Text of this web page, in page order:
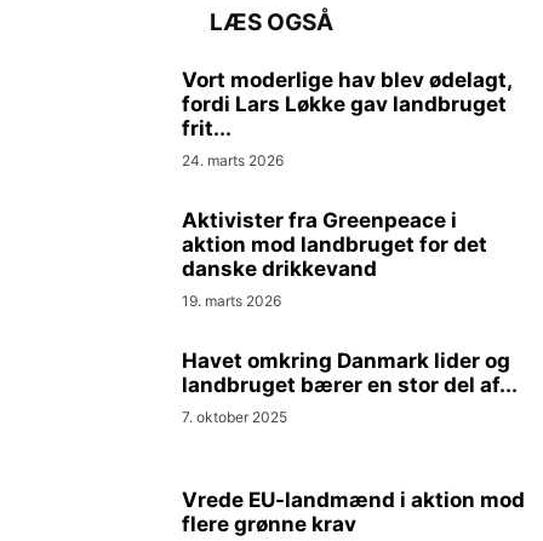
LÆS OGSÅ
Vort moderlige hav blev ødelagt,
fordi Lars Løkke gav landbruget
frit...
24. marts 2026
Aktivister fra Greenpeace i
aktion mod landbruget for det
danske drikkevand
19. marts 2026
Havet omkring Danmark lider og
landbruget bærer en stor del af...
7. oktober 2025
Vrede EU-landmænd i aktion mod
flere grønne krav